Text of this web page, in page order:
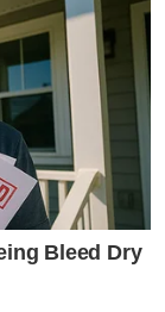
Bleed Dry